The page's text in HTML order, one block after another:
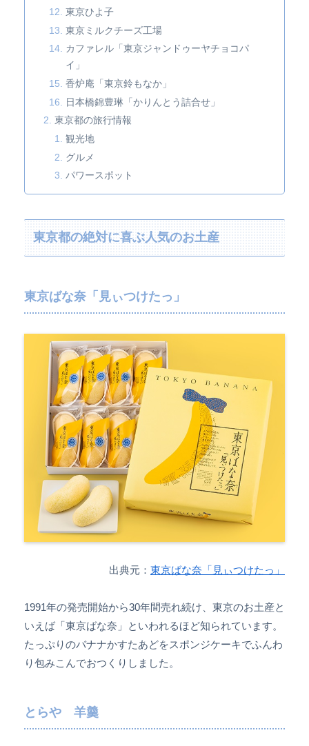
東京ひよ子
東京ミルクチーズ工場
カファレル「東京ジャンドゥーヤチョコパ
イ」
香炉庵「東京鈴もなか」
日本橋錦豊琳「かりんとう詰合せ」
東京都の旅行情報
観光地
グルメ
パワースポット
東京都の絶対に喜ぶ人気のお土産
東京ばな奈「見ぃつけたっ」
出典元： 東京ばな奈「見ぃつけたっ」
1991年の発売開始から30年間売れ続け、東京のお土産と
いえば「東京ばな奈」といわれるほど知られています。
たっぷりのバナナかすたあどをスポンジケーキでふんわ
り包みこんでおつくりしました。
とらや 羊羹